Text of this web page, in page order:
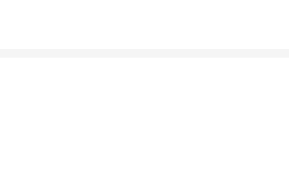
παράδεισο στην
μια περιπέτεια απόλυτης
την άνεσή του, το